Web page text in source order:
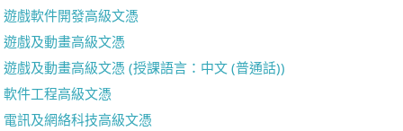
遊戲軟件開發高級文憑
遊戲及動畫高級文憑
遊戲及動畫高級文憑 (授課語言：中文 (普通話))
軟件工程高級文憑
電訊及網絡科技高級文憑